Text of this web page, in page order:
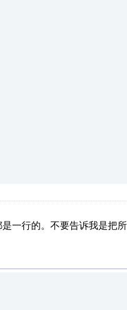
一行的。不要告诉我是把